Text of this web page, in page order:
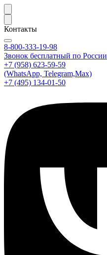
Контакты
8-800-333-19-98
Звонок бесплатный по России
+7 (958) 623-59-59
(WhatsApp, Telegram,Max)
+7 (495) 134-01-50